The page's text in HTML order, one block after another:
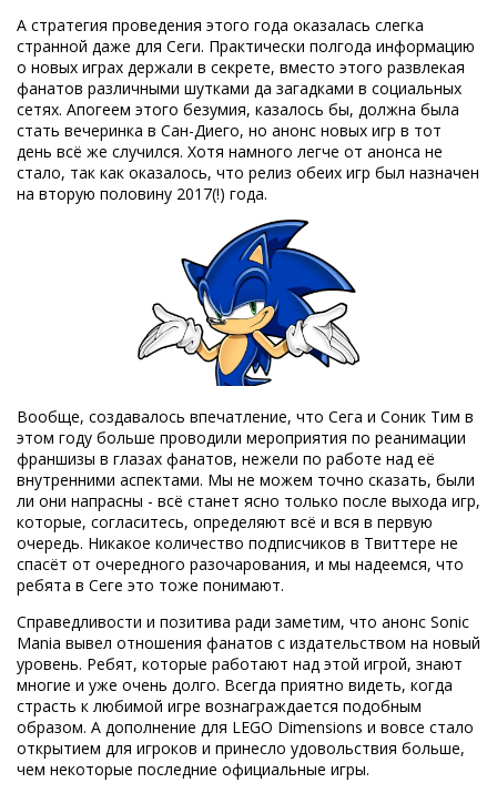
А стратегия проведения этого года оказалась слегка
странной даже для Сеги. Практически полгода информацию
о новых играх держали в секрете, вместо этого развлекая
фанатов различными шутками да загадками в социальных
сетях. Апогеем этого безумия, казалось бы, должна была
стать вечеринка в Сан-Диего, но анонс новых игр в тот
день всё же случился. Хотя намного легче от анонса не
стало, так как оказалось, что релиз обеих игр был назначен
на вторую половину 2017(!) года.
Вообще, создавалось впечатление, что Сега и Соник Тим в
этом году больше проводили мероприятия по реанимации
франшизы в глазах фанатов, нежели по работе над её
внутренними аспектами. Мы не можем точно сказать, были
ли они напрасны - всё станет ясно только после выхода игр,
которые, согласитесь, определяют всё и вся в первую
очередь. Никакое количество подписчиков в Твиттере не
спасёт от очередного разочарования, и мы надеемся, что
ребята в Сеге это тоже понимают.
Справедливости и позитива ради заметим, что анонс Sonic
Mania вывел отношения фанатов с издательством на новый
уровень. Ребят, которые работают над этой игрой, знают
многие и уже очень долго. Всегда приятно видеть, когда
страсть к любимой игре вознаграждается подобным
образом. А дополнение для LEGO Dimensions и вовсе стало
открытием для игроков и принесло удовольствия больше,
чем некоторые последние официальные игры.